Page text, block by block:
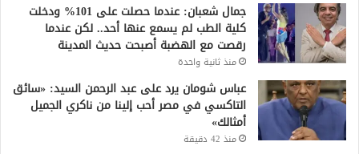
جمال شعبان: عندما حصلت على 101% ودخلت
كلية الطب لم يسمع عنها أحد.. لكن عندما
رقصت مع الهضبة أصبحت حديث المدينة
منذ ثانية واحدة
عباس شومان يرد على عبد الرحمن السيد: «سائق
التاكسي في مصر أحب إلينا من ناكري الجميل
أمثالك»
منذ 42 دقيقة